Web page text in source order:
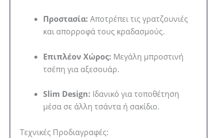
Προστασία: Αποτρέπει τις γρατζουνιές
και απορροφά τους κραδασμούς.
Επιπλέον Χώρος: Μεγάλη μπροστινή
τσέπη για αξεσουάρ.
Slim Design: Ιδανικό για τοποθέτηση
μέσα σε άλλη τσάντα ή σακίδιο.
Τεχνικές Προδιαγραφές: